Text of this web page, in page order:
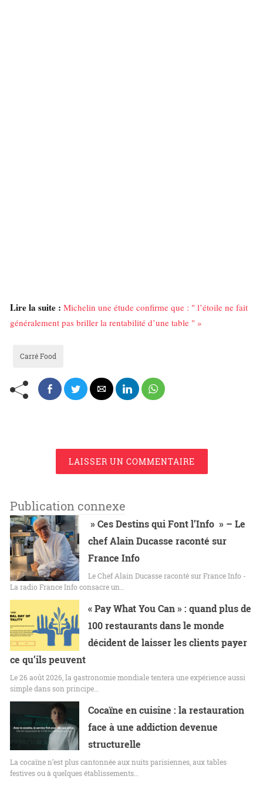
Lire la suite : Michelin une étude confirme que : " l’étoile ne fait
généralement pas briller la rentabilité d’une table " »
Carré Food
LAISSER UN COMMENTAIRE
Publication connexe
» Ces Destins qui Font l’Info » – Le
chef Alain Ducasse raconté sur
France Info
Le Chef Alain Ducasse raconté sur France Info -
La radio France Info consacre un…
« Pay What You Can » : quand plus de
100 restaurants dans le monde
décident de laisser les clients payer
ce qu’ils peuvent
Le 26 août 2026, la gastronomie mondiale tentera une expérience aussi
simple dans son principe…
Cocaïne en cuisine : la restauration
face à une addiction devenue
structurelle
La cocaïne n’est plus cantonnée aux nuits parisiennes, aux tables
festives ou à quelques établissements…